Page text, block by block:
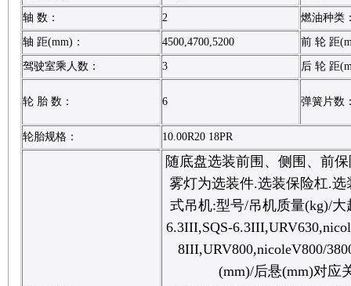
轴 数： 2 燃油种类
轴 距(mm)： 4500,4700,5200 前 轮 距
驾驶室乘人数： 3 后 轮 距
轮 胎 数： 6 弹簧片数
轮胎规格： 10.00R20 18PR
随底盘选装前围、侧围、前
雾灯为选装件.选装保险杠.
式吊机:型号/吊机质量(kg)/大
6.3III,SQS-
8III,URV800,nicoleV800/
(mm)/后悬(mm)对应